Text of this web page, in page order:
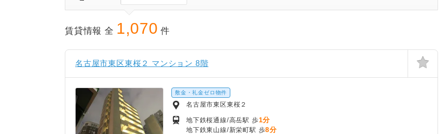
賃貸情報 全 1,070 件
名古屋市東区東桜２ マンション 8階
敷金・礼金ゼロ物件
名古屋市東区東桜２
地下鉄桜通線/高岳駅 歩1分
地下鉄東山線/新栄町駅 歩8分